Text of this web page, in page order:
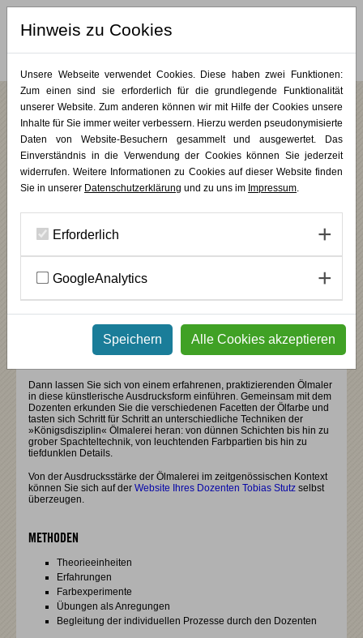
MERKLISTE (0)
Wochenendkurse/Malerei & Zeichnung/KUNST PUR
Die Grundlagen der Ölmalerei
Wie Sie mit Ölfarben Ihr Bild zum Leuchten bringen
Dies beinhaltet neben theoretischem Input zum Hintergrund der
Kunstform und der Farbenlehre vor allen Dingen die praktische
Umsetzung auf der Leinwand. Sie erlernen einen vielfältigen,
________
Sie sind fasziniert von der Intensität der Ölfarben, haben sich aber
bisher noch nicht an diese Technik herangetraut? Sie haben bereits
Dann lassen Sie sich von einem erfahrenen, praktizierenden Ölmaler
in diese künstlerische Ausdrucksform einführen. Gemeinsam mit dem
Dozenten erkunden Sie die verschiedenen Facetten der Ölfarbe und
tasten sich Schritt für Schritt an unterschiedliche Techniken der
»Königsdisziplin« Ölmalerei heran: von dünnen Schichten bis hin zu
grober Spachteltechnik, von leuchtenden Farbpartien bis hin zu
tiefdunklen Details.
Von der Ausdrucksstärke der Ölmalerei im zeitgenössischen Kontext
können Sie sich auf der Website Ihres Dozenten Tobias Stutz selbst
überzeugen.
METHODEN
Theorieeinheiten
Erfahrungen
Farbexperimente
Übungen als Anregungen
Begleitung der individuellen Prozesse durch den Dozenten
Hinweis zu Cookies
Unsere Webseite verwendet Cookies. Diese haben zwei Funktionen:
Zum einen sind sie erforderlich für die grundlegende Funktionalität
unserer Website. Zum anderen können wir mit Hilfe der Cookies unsere
Inhalte für Sie immer weiter verbessern. Hierzu werden pseudonymisierte
Daten von Website-Besuchern gesammelt und ausgewertet. Das
Einverständnis in die Verwendung der Cookies können Sie jederzeit
widerrufen. Weitere Informationen zu Cookies auf dieser Website finden
Sie in unserer Datenschutzerklärung und zu uns im Impressum.
Erforderlich
GoogleAnalytics
Speichern Alle Cookies akzeptieren